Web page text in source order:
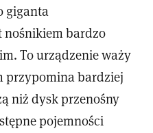
giganta
nośnikiem bardzo
To urządzenie waży
przypomina bardziej
niż dysk przenośny
pojemności